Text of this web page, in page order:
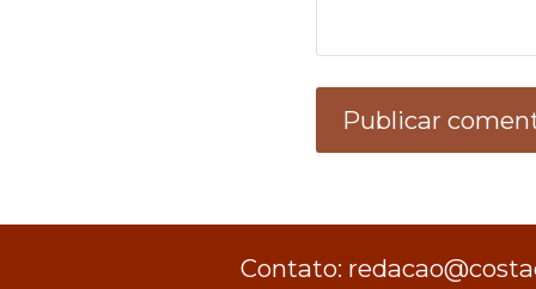
Contato: